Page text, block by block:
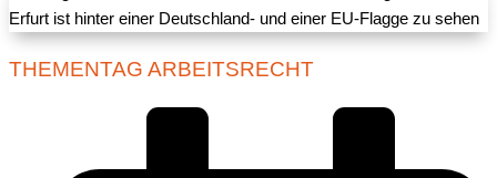
THEMENTAG ARBEITSRECHT